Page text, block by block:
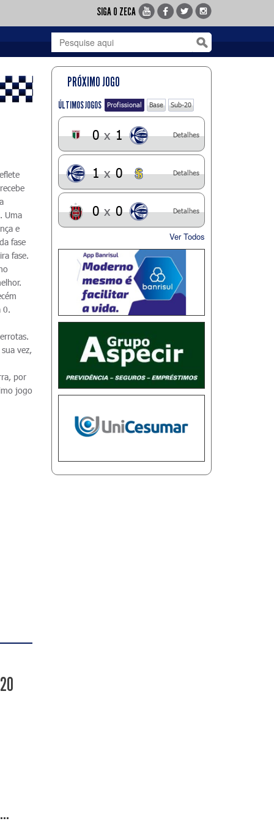
SIGA O ZECA
Uma
e
fase
fase.
0.
vez,
por
jogo
PRÓXIMO JOGO
ÚLTIMOS JOGOS Profissional Base Sub-20
0 x 1 Detalhes
1 x 0 Detalhes
0 x 0 Detalhes
Ver Todos